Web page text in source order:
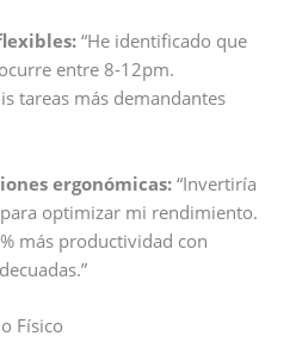
“He identificado que
entre 8-12pm.
tareas más demandantes
ergonómicas: “Invertiría
optimizar mi rendimiento.
más productividad con
Físico